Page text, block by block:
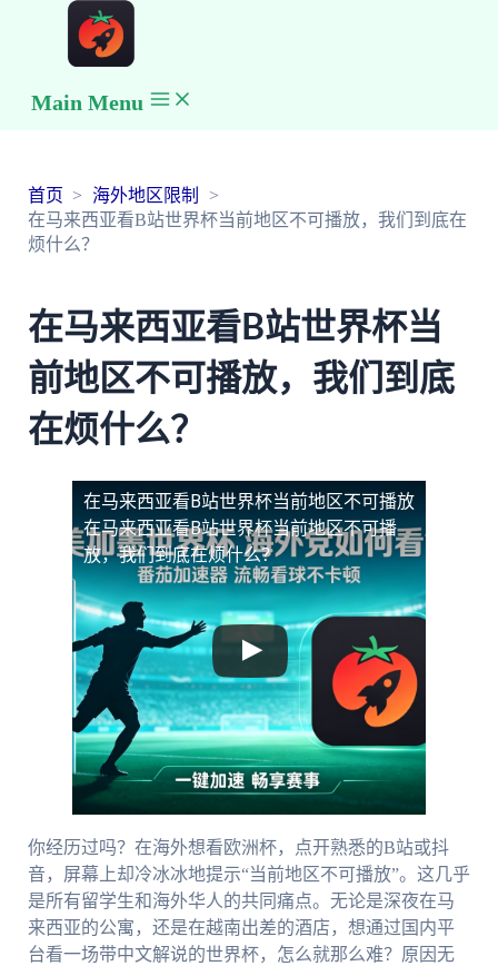
Main Menu
首页
海外地区限制
在马来西亚看B站世界杯当前地区不可播放，我们到底在
烦什么？
在马来西亚看B站世界杯当
前地区不可播放，我们到底
在烦什么？
在马来西亚看B站世界杯当前地区不可播放
在马来西亚看B站世界杯当前地区不可播
放，我们到底在烦什么？
你经历过吗？在海外想看欧洲杯，点开熟悉的B站或抖
音，屏幕上却冷冰冰地提示“当前地区不可播放”。这几乎
是所有留学生和海外华人的共同痛点。无论是深夜在马
来西亚的公寓，还是在越南出差的酒店，想通过国内平
台看一场带中文解说的世界杯，怎么就那么难？原因无